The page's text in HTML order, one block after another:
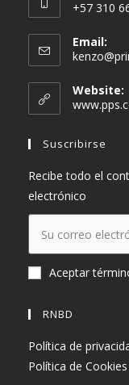
+57 310
Email:
Website:
Suscribirse
Recibe todo el
electrónico
Aceptar
RNBD
Política de
Política de Cookies